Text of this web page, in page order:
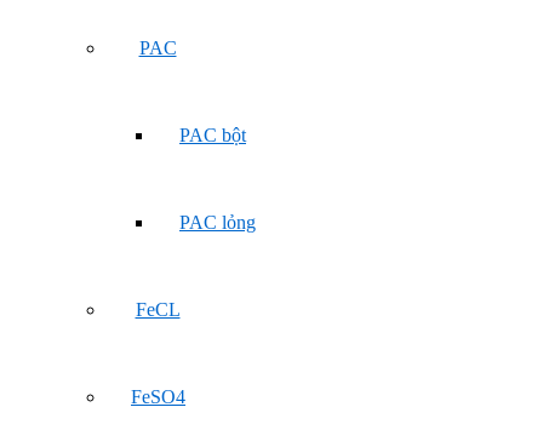
PAC
PAC bột
PAC lỏng
FeCL
FeSO4